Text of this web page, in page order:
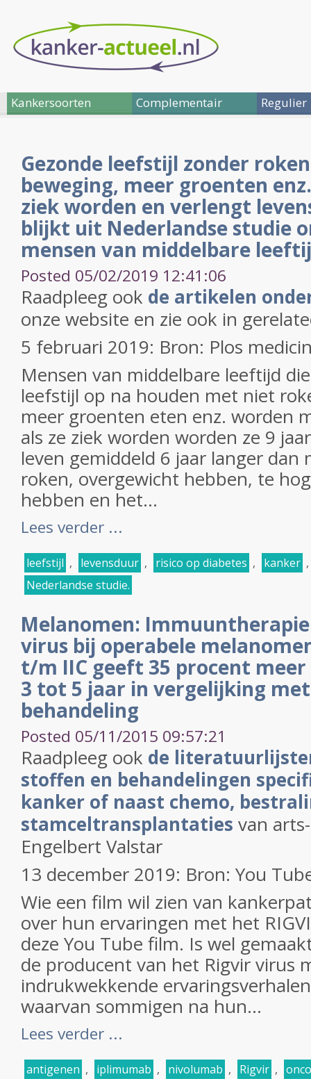
Kankersoorten Complementair Regulier
Gezonde leefstijl zonder
beweging, meer groenten
ziek worden en verlengt
blijkt uit Nederlandse studie
mensen van middelbare
Posted 05/02/2019 12:41:06
Raadpleeg ook de artikelen
onze website en zie ook in
5 februari 2019: Bron: Plos
Mensen van middelbare leeftijd
leefstijl op na houden met niet
meer groenten eten enz. worden
als ze ziek worden worden ze 9
leven gemiddeld 6 jaar langer dan
roken, overgewicht hebben, te
hebben en het...
Lees verder ...
leefstijl , levensduur , risico op diabetes , kanker ,
Nederlandse studie.
Melanomen: Immuuntherapie
virus bij operabele
t/m IIC geeft 35 procent
3 tot 5 jaar in vergelijking
behandeling
Posted 05/11/2015 09:57:21
Raadpleeg ook de
stoffen en behandelingen
kanker of naast chemo,
stamceltransplantaties van
Engelbert Valstar
13 december 2019: Bron: You
Wie een film wil zien van
over hun ervaringen met het
deze You Tube film. Is wel
de producent van het Rigvir virus
indrukwekkende
waarvan sommigen na hun...
Lees verder ...
antigenen , iplimumab , nivolumab , Rigvir ,